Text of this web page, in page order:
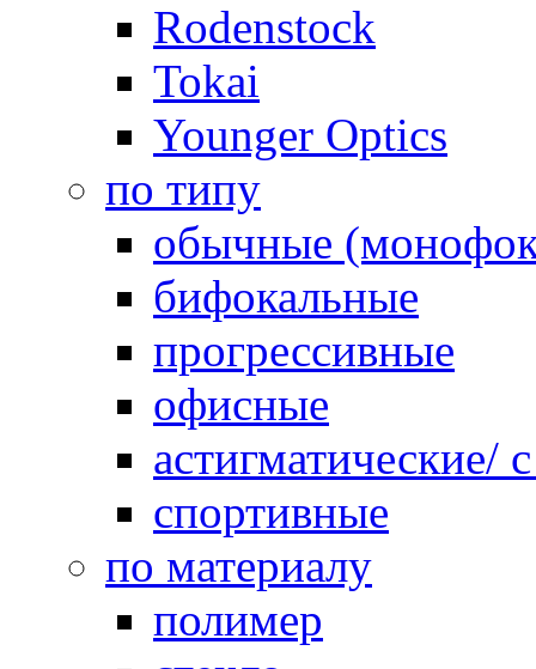
Rodenstock
Tokai
Younger Optics
по типу
обычные
бифокальные
прогрессивные
офисные
астигматические/
спортивные
по материалу
полимер